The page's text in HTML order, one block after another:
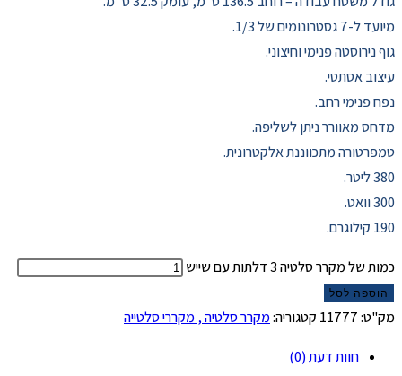
מיועד ל-7 גסטרונומים של 1/3.
גוף נירוסטה פנימי וחיצוני.
עיצוב אסתטי.
נפח פנימי רחב.
מדחס מאוורר ניתן לשליפה.
טמפרטורה מתכווננת אלקטרונית.
380 ליטר.
300 וואט.
190 קילוגרם.
כמות של מקרר סלטיה 3 דלתות עם שייש
הוספה לסל
מק"ט:11777קטגוריה:מקרר סלטיה , מקררי סלטייה
חוות דעת (0)